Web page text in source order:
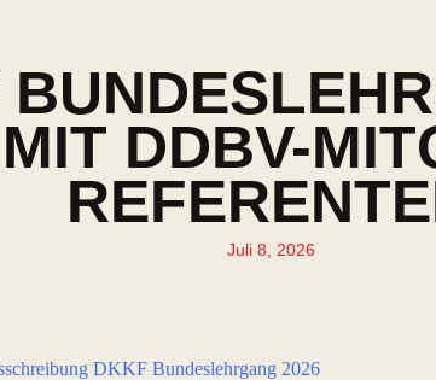
DDBV-
Juli 8, 2026
DKKF Bundeslehrgang 2026